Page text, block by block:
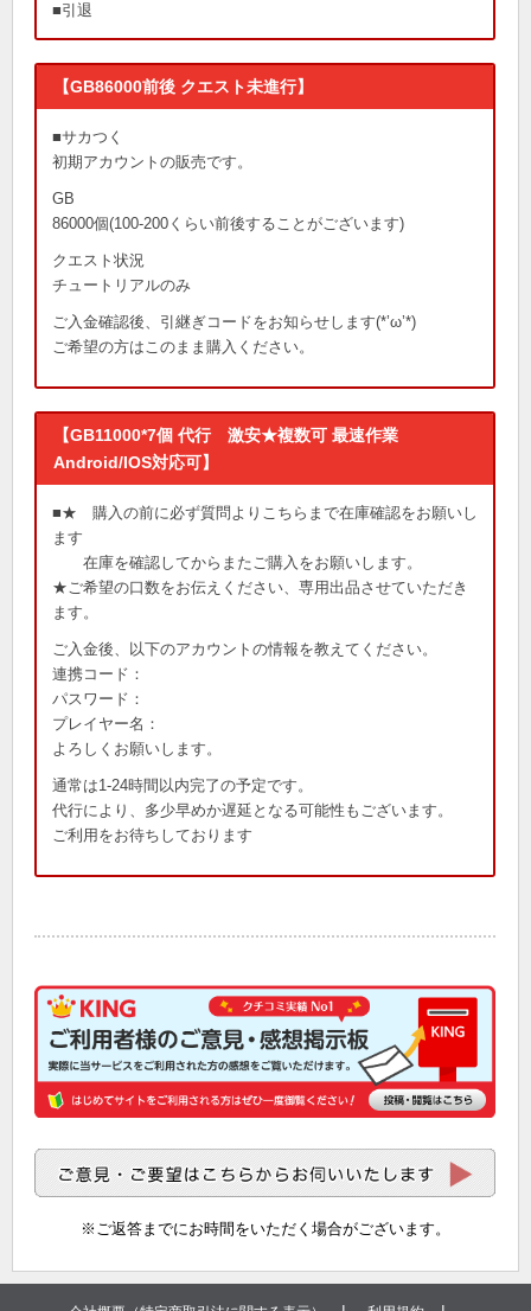
■引退
【GB86000前後 クエスト未進行】
■サカつく
初期アカウントの販売です。
GB
86000個(100-200くらい前後することがございます)
クエスト状況
チュートリアルのみ
ご入金確認後、引継ぎコードをお知らせします(*’ω’*)
ご希望の方はこのまま購入ください。
【GB11000*7個 代行 激安★複数可 最速作業
Android/IOS対応可】
■★ 購入の前に必ず質問よりこちらまで在庫確認をお願いし
ます
在庫を確認してからまたご購入をお願いします。
★ご希望の口数をお伝えください、専用出品させていただき
ます。
ご入金後、以下のアカウントの情報を教えてください。
連携コード：
パスワード：
プレイヤー名：
よろしくお願いします。
通常は1-24時間以内完了の予定です。
代行により、多少早めか遅延となる可能性もございます。
ご利用をお待ちしております
※ご返答までにお時間をいただく場合がございます。